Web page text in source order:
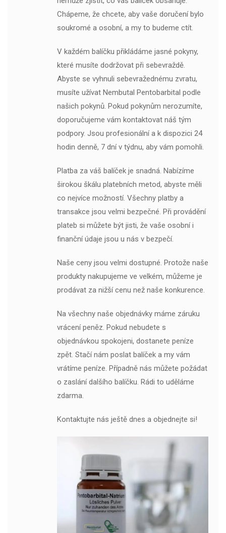
Chápeme, že chcete, aby vaše doručení bylo
soukromé a osobní, a my to budeme ctít.
V každém balíčku přikládáme jasné pokyny,
které musíte dodržovat při sebevraždě.
Abyste se vyhnuli sebevražednému zvratu,
musíte užívat Nembutal Pentobarbital podle
našich pokynů. Pokud pokynům nerozumíte,
doporučujeme vám kontaktovat náš tým
podpory. Jsou profesionální a k dispozici 24
hodin denně, 7 dní v týdnu, aby vám pomohli.
Platba za váš balíček je snadná. Nabízíme
širokou škálu platebních metod, abyste měli
co nejvíce možností. Všechny platby a
transakce jsou velmi bezpečné. Při provádění
plateb si můžete být jisti, že vaše osobní i
finanční údaje jsou u nás v bezpečí.
Naše ceny jsou velmi dostupné. Protože naše
produkty nakupujeme ve velkém, můžeme je
prodávat za nižší cenu než naše konkurence.
Na všechny naše objednávky máme záruku
vrácení peněz. Pokud nebudete s
objednávkou spokojeni, dostanete peníze
zpět. Stačí nám poslat balíček a my vám
vrátíme peníze. Případně nás můžete požádat
o zaslání dalšího balíčku. Rádi to uděláme
zdarma.
Kontaktujte nás ještě dnes a objednejte si!